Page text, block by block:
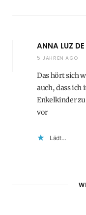
ANNA LUZ DE
5 JAHREN AGO
Das hört sich
auch, dass ich
Enkelkinder
vor
Lädt…